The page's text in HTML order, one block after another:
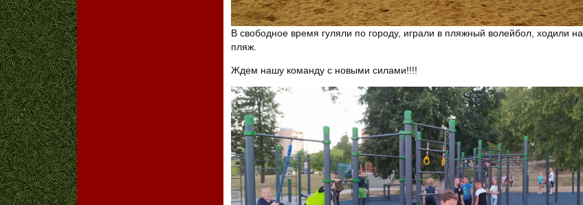
В свободное время гуляли по городу, играли в пляжный волейбол, ходили на
пляж.
Ждем нашу команду с новыми силами!!!!